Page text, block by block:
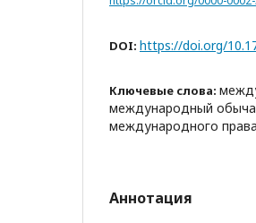
DOI: https://doi.org/
Ключевые слова:
международный
международного права
Аннотация